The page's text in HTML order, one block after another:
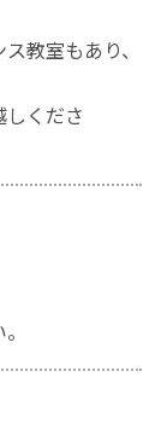
教室もあり、
くださ